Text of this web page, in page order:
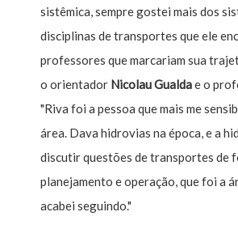
sistêmica, sempre gostei mais dos
disciplinas de transportes que ele
professores que marcariam sua
o orientador Nicolau Gualdae o
"Riva foi a pessoa que mais me
área. Dava hidrovias na época, e a
discutir questões de transportes de
planejamento e operação, que foi a
acabei seguindo."